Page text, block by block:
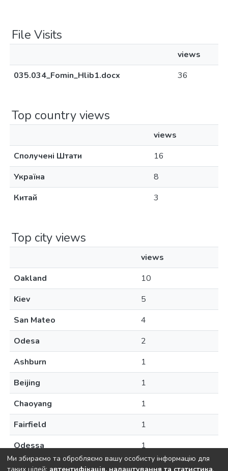
File Visits
views
035.034_Fomin_Hlib1.docx
36
Top country views
views
Сполучені Штати
16
Україна
8
Китай
3
Top city views
views
Oakland
10
Kiev
5
San Mateo
4
Odesa
2
Ashburn
1
Beijing
1
Chaoyang
1
Fairfield
1
Odessa
1
Ми збираємо та обробляємо вашу особисту інформацію для